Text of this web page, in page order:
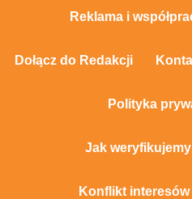
Reklama i
Dołącz do Redakcji
Polityka
Jak
Konflikt